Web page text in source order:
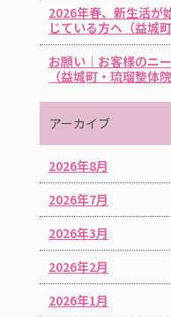
2026年春、新生活が
じている方へ（益城町
お願い｜お客様のニ
（益城町・琉瑠整体院
アーカイブ
2026年8月
2026年7月
2026年3月
2026年2月
2026年1月